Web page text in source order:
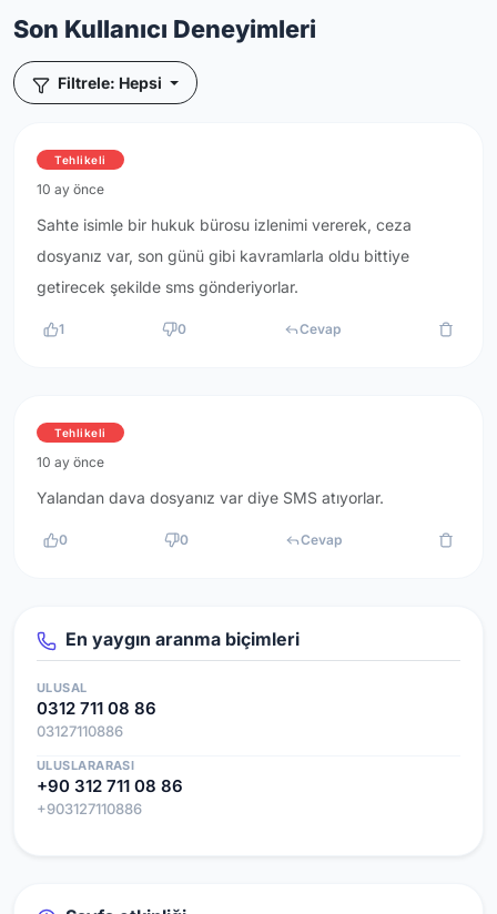
Son Kullanıcı Deneyimleri
Filtrele: Hepsi
Tehlikeli
10 ay önce
Sahte isimle bir hukuk bürosu izlenimi vererek, ceza
dosyanız var, son günü gibi kavramlarla oldu bittiye
getirecek şekilde sms gönderiyorlar.
1 0 Cevap
Tehlikeli
10 ay önce
Yalandan dava dosyanız var diye SMS atıyorlar.
0 0 Cevap
En yaygın aranma biçimleri
ULUSAL
0312 711 08 86
03127110886
ULUSLARARASI
+90 312 711 08 86
+903127110886